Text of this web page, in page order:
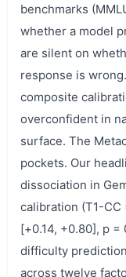
benchmarks
whether a model
are silent on
response is
composite
overconfident in
surface. The
pockets. Our
dissociation in
calibration (T1-CC
[+0.14, +0.80], p
difficulty
across twelve